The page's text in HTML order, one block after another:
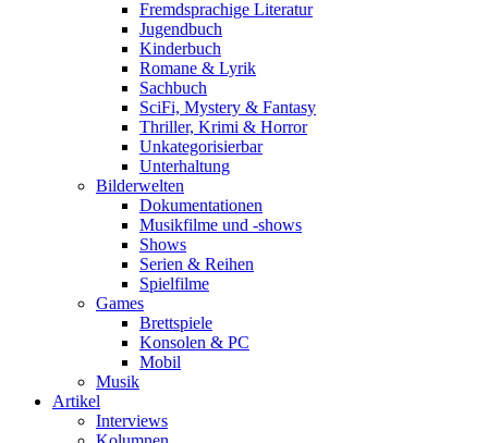
Fremdsprachige Literatur
Jugendbuch
Kinderbuch
Romane & Lyrik
Sachbuch
SciFi, Mystery & Fantasy
Thriller, Krimi & Horror
Unkategorisierbar
Unterhaltung
Bilderwelten
Dokumentationen
Musikfilme und -shows
Shows
Serien & Reihen
Spielfilme
Games
Brettspiele
Konsolen & PC
Mobil
Musik
Artikel
Interviews